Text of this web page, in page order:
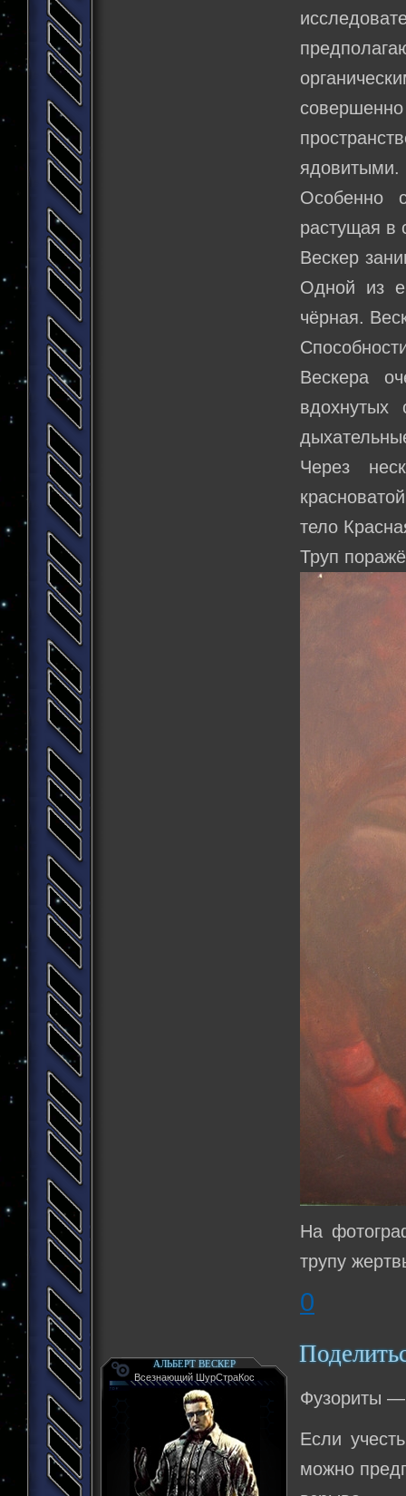
ядовитыми.
Особенно
растущая в
Вескер
Одной из
чёрная.
Вескера
Через
тело
Труп
На
трупу
0
АЛЬБЕРТ ВЕСКЕР
Всезнающий ШурСтраКос
Фузориты —
Если
можно